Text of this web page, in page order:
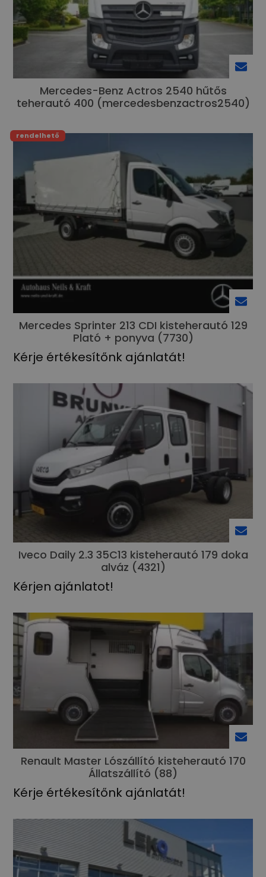
Mercedes-Benz Actros 2540 hűtős
teherautó 400 (mercedesbenzactros2540)
Mercedes Sprinter 213 CDI kisteherautó 129
Plató + ponyva (7730)
Kérje értékesítőnk ajánlatát!
rendelhető
Iveco Daily 2.3 35C13 kisteherautó 179 doka
alváz (4321)
Kérjen ajánlatot!
Renault Master Lószállító kisteherautó 170
Állatszállító (88)
Kérje értékesítőnk ajánlatát!